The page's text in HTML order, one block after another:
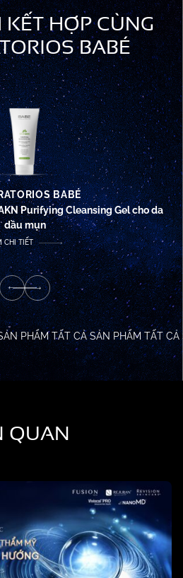
HỢP CÙNG
BABÉ
BABÉ
Purifying Cleansing Gel cho da
dầu mụn
CHI TIẾT
PHẨM TẤT CẢ SẢN PHẨM TẤT CẢ
QUAN